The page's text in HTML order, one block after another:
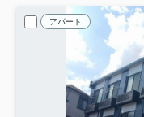
アパート